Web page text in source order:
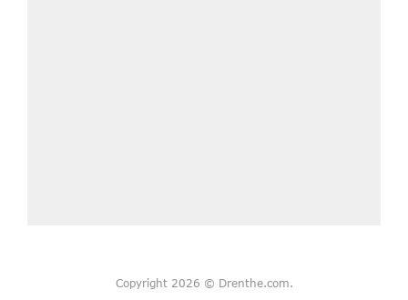
Copyright 2026 © Drenthe.com.